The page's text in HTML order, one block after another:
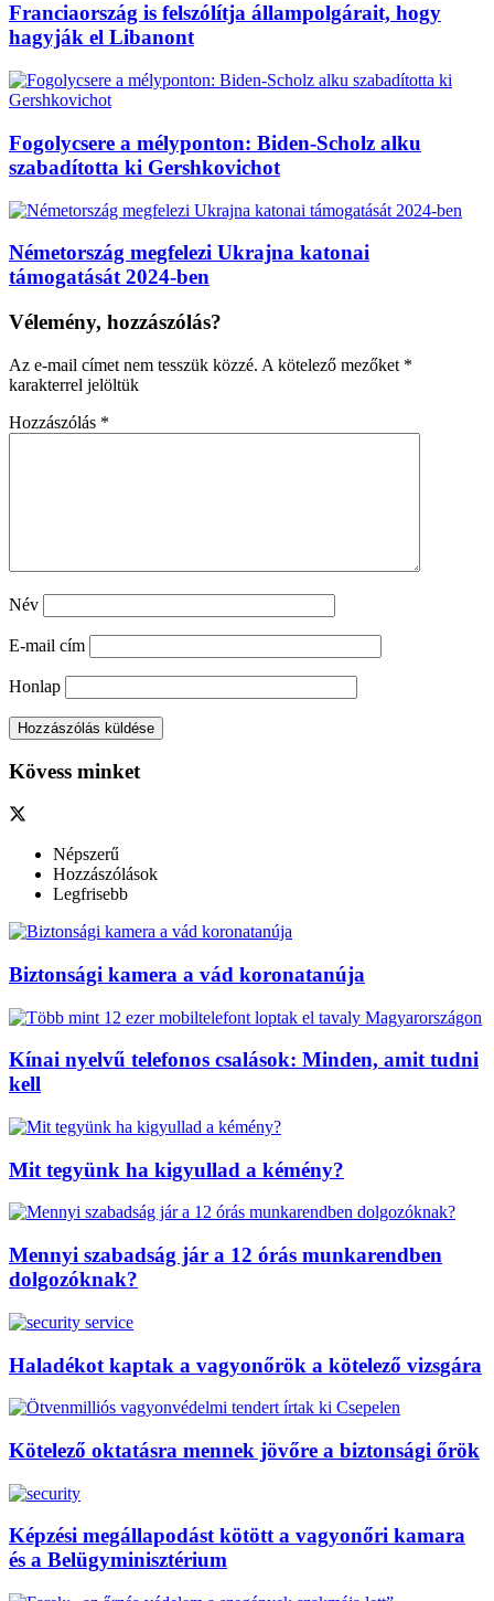
Franciaország is felszólítja állampolgárait, hogy
hagyják el Libanont
Fogolycsere a mélyponton: Biden-Scholz alku
szabadította ki Gershkovichot
Németország megfelezi Ukrajna katonai
támogatását 2024-ben
Vélemény, hozzászólás?
Az e-mail címet nem tesszük közzé. A kötelező mezőket *
karakterrel jelöltük
Hozzászólás *
Név
E-mail cím
Honlap
Kövess minket
Népszerű
Hozzászólások
Legfrisebb
Biztonsági kamera a vád koronatanúja
Kínai nyelvű telefonos csalások: Minden, amit tudni
kell
Mit tegyünk ha kigyullad a kémény?
Mennyi szabadság jár a 12 órás munkarendben
dolgozóknak?
Haladékot kaptak a vagyonőrök a kötelező vizsgára
Kötelező oktatásra mennek jövőre a biztonsági őrök
Képzési megállapodást kötött a vagyonőri kamara
és a Belügyminisztérium